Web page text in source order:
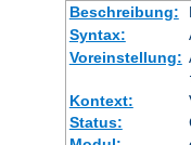
Beschreibung:
Syntax:
Voreinstellung:
Kontext:
Status: